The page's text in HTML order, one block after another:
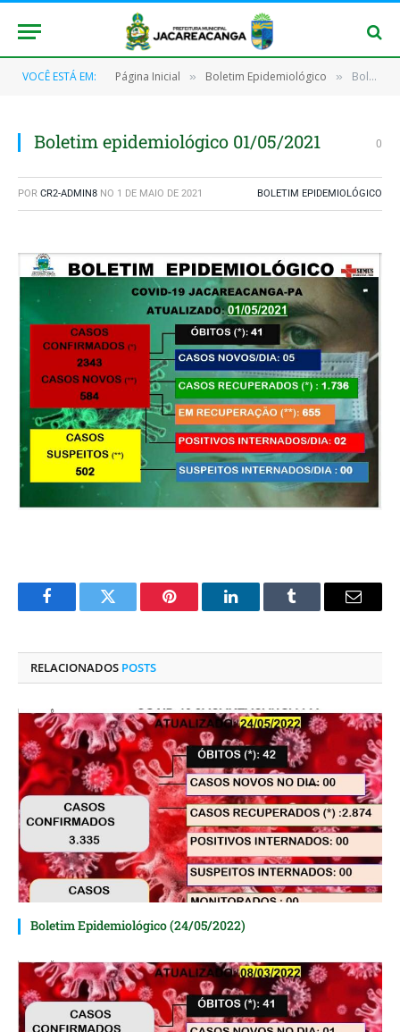
VOCÊ ESTÁ EM: Página Inicial » Boletim Epidemiológico » Boletim epidemiológico 01/05/2021
Boletim epidemiológico 01/05/2021 0
POR CR2-ADMIN8 NO 1 DE MAIO DE 2021 BOLETIM EPIDEMIOLÓGICO
FacebookTwitter Pinterest O
Tumblr
E-
RELACIONADOS POSTS
Boletim Epidemiológico (24/05/2022)